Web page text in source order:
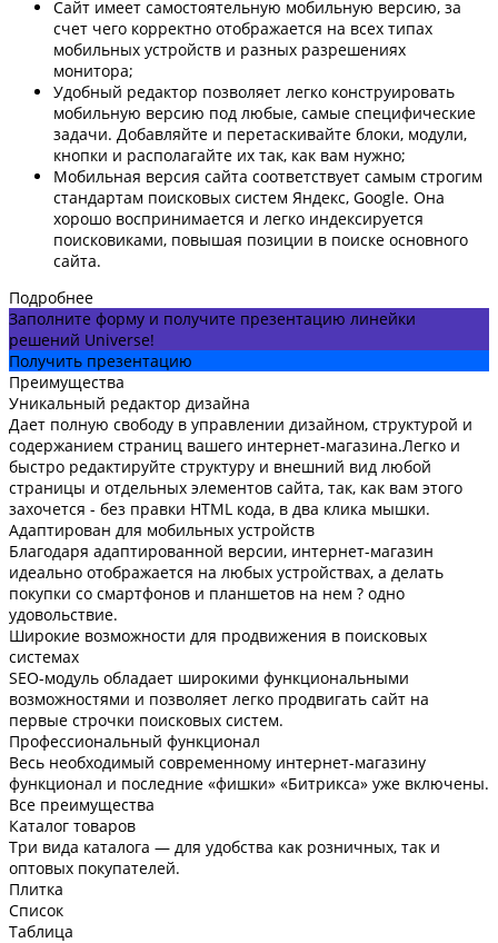
Сайт имеет самостоятельную мобильную версию, за
счет чего корректно отображается на всех типах
мобильных устройств и разных разрешениях
монитора;
Удобный редактор позволяет легко конструировать
мобильную версию под любые, самые специфические
задачи. Добавляйте и перетаскивайте блоки, модули,
кнопки и располагайте их так, как вам нужно;
Мобильная версия сайта соответствует самым строгим
стандартам поисковых систем Яндекс, Google. Она
хорошо воспринимается и легко индексируется
поисковиками, повышая позиции в поиске основного
сайта.
Подробнее
Заполните форму и получите презентацию линейки
решений Universe!
Получить презентацию
Преимущества
Уникальный редактор дизайна
Дает полную свободу в управлении дизайном, структурой и
содержанием страниц вашего интернет-магазина.Легко и
быстро редактируйте структуру и внешний вид любой
страницы и отдельных элементов сайта, так, как вам этого
захочется - без правки HTML кода, в два клика мышки.
Адаптирован для мобильных устройств
Благодаря адаптированной версии, интернет-магазин
идеально отображается на любых устройствах, а делать
покупки со смартфонов и планшетов на нем ? одно
удовольствие.
Широкие возможности для продвижения в поисковых
системах
SEO-модуль обладает широкими функциональными
возможностями и позволяет легко продвигать сайт на
первые строчки поисковых систем.
Профессиональный функционал
Весь необходимый современному интернет-магазину
функционал и последние «фишки» «Битрикса» уже включены.
Все преимущества
Каталог товаров
Три вида каталога — для удобства как розничных, так и
оптовых покупателей.
Плитка
Список
Таблица